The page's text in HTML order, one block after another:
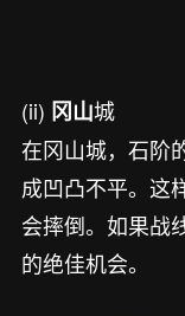
(ii) 冈山城
在冈山城，石阶
成凹凸不平。这
会摔倒。如果战
的绝佳机会。